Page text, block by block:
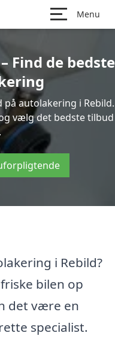
Menu
Find de bedste
autolakering i Rebild.
vælg det bedste tilbud
i Rebild?
bilen op
det være en
specialist.